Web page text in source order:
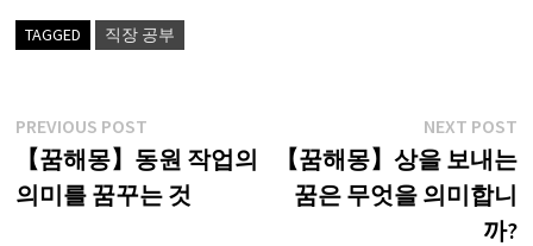
TAGGED 직장 공부
글
탐
색
PREVIOUS POSTPrevious
post:
【꿈해몽】동원 작업의
의미를 꿈꾸는 것
NEXT POST
【꿈해몽】상을 보내는
꿈은 무엇을 의미합니
까?